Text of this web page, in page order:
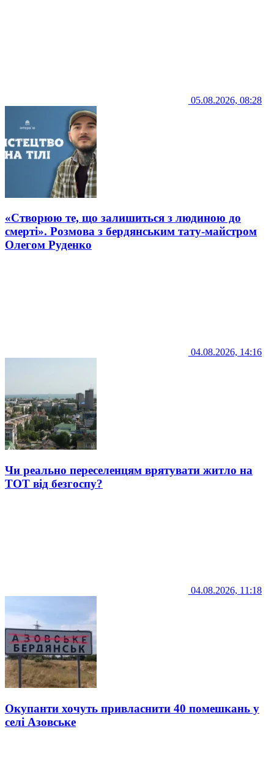
05.08.2026, 08:28
«Створюю те, що залишиться з людиною до
смерті». Розмова з бердянським тату-майстром
Олегом Руденко
04.08.2026, 14:16
Чи реально переселенцям врятувати житло на
ТОТ від безгоспу?
04.08.2026, 11:18
Окупанти хочуть привласнити 40 помешкань у
селі Азовське